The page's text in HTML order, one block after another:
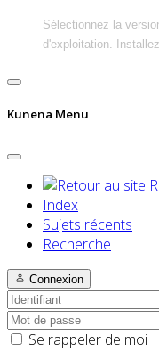
Sélectionnez la
d'exploitation.
Kunena Menu
Index
Sujets récents
Recherche
Connexion
Se rappeler de moi